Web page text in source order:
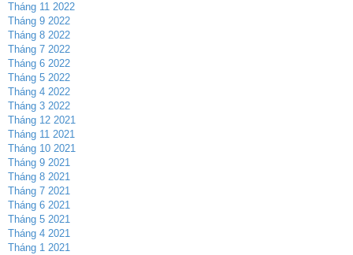
Tháng 11 2022
Tháng 9 2022
Tháng 8 2022
Tháng 7 2022
Tháng 6 2022
Tháng 5 2022
Tháng 4 2022
Tháng 3 2022
Tháng 12 2021
Tháng 11 2021
Tháng 10 2021
Tháng 9 2021
Tháng 8 2021
Tháng 7 2021
Tháng 6 2021
Tháng 5 2021
Tháng 4 2021
Tháng 1 2021